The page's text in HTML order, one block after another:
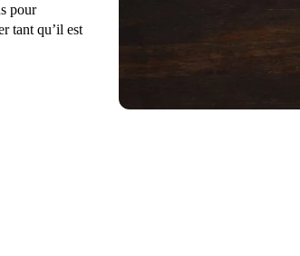
pour
tant qu’il est